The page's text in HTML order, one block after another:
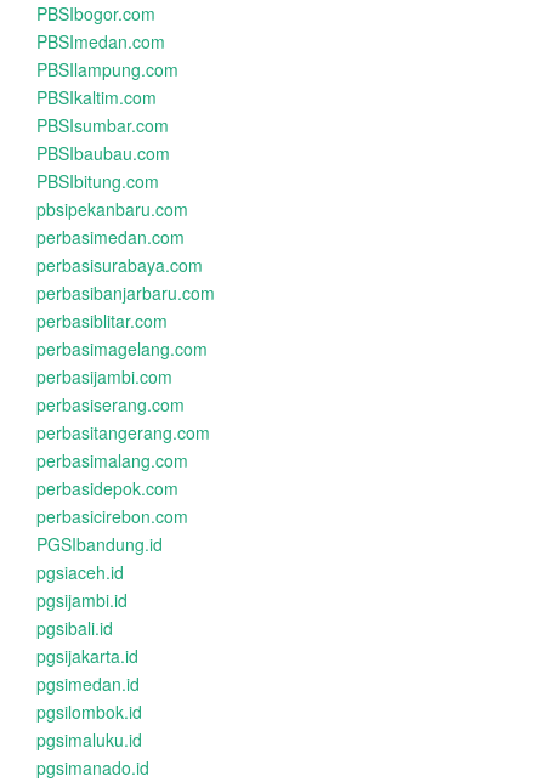
PBSIbogor.com
PBSImedan.com
PBSIlampung.com
PBSIkaltim.com
PBSIsumbar.com
PBSIbaubau.com
PBSIbitung.com
pbsipekanbaru.com
perbasimedan.com
perbasisurabaya.com
perbasibanjarbaru.com
perbasiblitar.com
perbasimagelang.com
perbasijambi.com
perbasiserang.com
perbasitangerang.com
perbasimalang.com
perbasidepok.com
perbasicirebon.com
PGSIbandung.id
pgsiaceh.id
pgsijambi.id
pgsibali.id
pgsijakarta.id
pgsimedan.id
pgsilombok.id
pgsimaluku.id
pgsimanado.id